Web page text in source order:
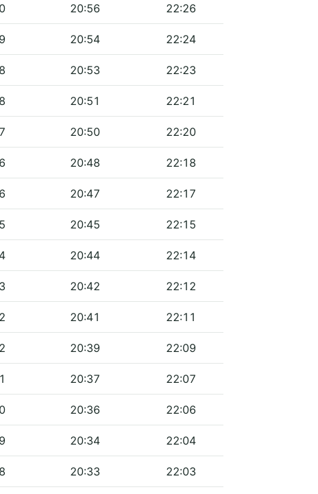
20:56 22:26
20:54 22:24
20:53 22:23
20:51 22:21
20:50 22:20
20:48 22:18
20:47 22:17
20:45 22:15
20:44 22:14
20:42 22:12
20:41 22:11
20:39 22:09
20:37 22:07
20:36 22:06
20:34 22:04
20:33 22:03